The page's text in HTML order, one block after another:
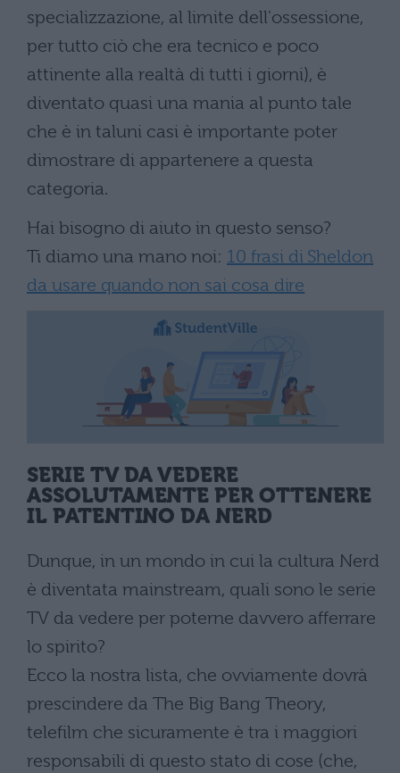
specializzazione, al limite dell'ossessione,
per tutto ciò che era tecnico e poco
attinente alla realtà di tutti i giorni), è
diventato quasi una mania al punto tale
che è in taluni casi è importante poter
dimostrare di appartenere a questa
categoria.
Hai bisogno di aiuto in questo senso?
Ti diamo una mano noi: 10 frasi di Sheldon
da usare quando non sai cosa dire
SERIE TV DA VEDERE
ASSOLUTAMENTE PER OTTENERE
IL PATENTINO DA NERD
Dunque, in un mondo in cui la cultura Nerd
è diventata mainstream, quali sono le serie
TV da vedere per poterne davvero afferrare
lo spirito?
Ecco la nostra lista, che ovviamente dovrà
prescindere da The Big Bang Theory,
telefilm che sicuramente è tra i maggiori
responsabili di questo stato di cose (che,